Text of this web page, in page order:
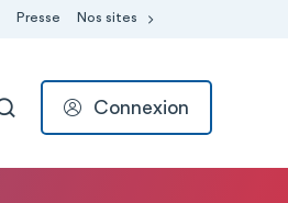
Presse Nos sites
RECHERCHER
Connexion